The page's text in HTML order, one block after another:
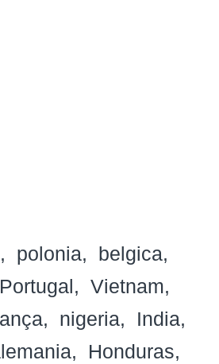
polonia
belgica
Portugal
Vietnam
nigeria
India
Honduras